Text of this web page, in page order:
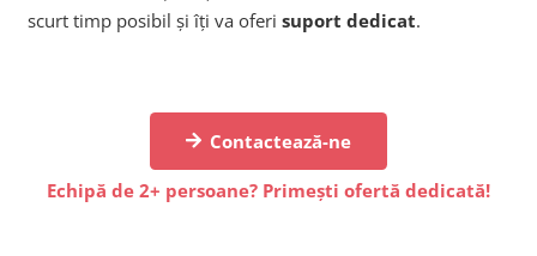
scurt timp posibil și îți va oferi suport dedicat.
Contactează-ne
Echipă de 2+ persoane? Primești ofertă dedicată!